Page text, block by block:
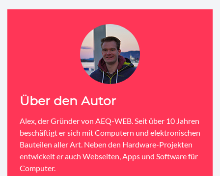
Über den Autor
Alex, der Gründer von AEQ-WEB. Seit über 10 Jahren
beschäftigt er sich mit Computern und elektronischen
Bauteilen aller Art. Neben den Hardware-Projekten
entwickelt er auch Webseiten, Apps und Software für
Computer.